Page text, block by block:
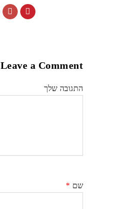
Leave a Comment
התגובה שלך
שם *